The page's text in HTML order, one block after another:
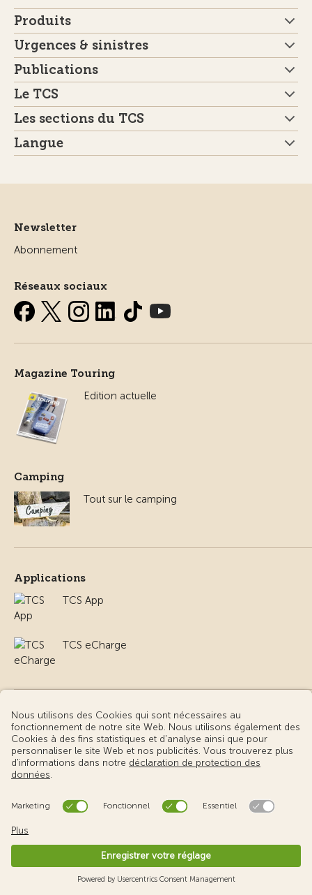
Produits
Urgences & sinistres
Publications
Le TCS
Les sections du TCS
Langue
Newsletter
Abonnement
Réseaux sociaux
Magazine Touring
Edition actuelle
Camping
Tout sur le camping
Applications
TCS App
TCS eCharge
Sites partenaires
TCS Clubshop
TCS velocorner.ch
TCS MADE VISIBLE
TCS lex4you